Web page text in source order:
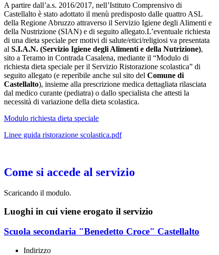
A partire dall’a.s. 2016/2017, nell’Istituto Comprensivo di
Castellalto è stato adottato il menù predisposto dalle quattro ASL
della Regione Abruzzo attraverso il Servizio Igiene degli Alimenti e
della Nustrizione (SIAN) e di seguito allegato.L’eventuale richiesta
di una dieta speciale per motivi di salute/etici/religiosi va presentata
al S.I.A.N. (Servizio Igiene degli Alimenti e della Nutrizione),
sito a Teramo in Contrada Casalena, mediante il “Modulo di
richiesta dieta speciale per il Servizio Ristorazione scolastica” di
seguito allegato (e reperibile anche sul sito del Comune di
Castellalto), insieme alla prescrizione medica dettagliata rilasciata
dal medico curante (pediatra) o dallo specialista che attesti la
necessità di variazione della dieta scolastica.
Modulo richiesta dieta speciale
Linee guida ristorazione scolastica.pdf
Come si accede al servizio
Scaricando il modulo.
Luoghi in cui viene erogato il servizio
Scuola secondaria "Benedetto Croce" Castellalto
Indirizzo